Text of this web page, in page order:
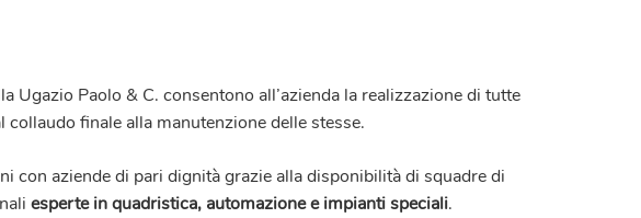
Ugazio Paolo & C. consentono all’azienda la realizzazione di tutte
finale alla manutenzione delle stesse.
con aziende di pari dignità grazie alla disponibilità di squadre di
esperte in quadristica, automazione e impianti speciali.